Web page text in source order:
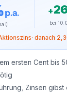
p.a. +
bei
· danach
ersten Cent bis
Zinsen gibst